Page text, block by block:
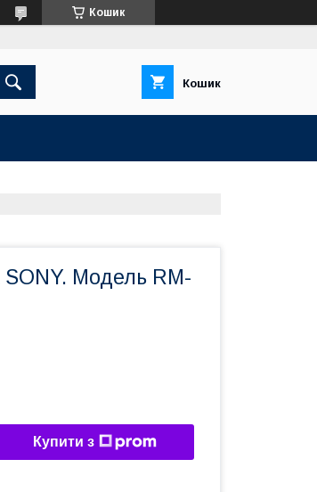
Кошик
Кошик
SONY. Модель RM-
Купити з